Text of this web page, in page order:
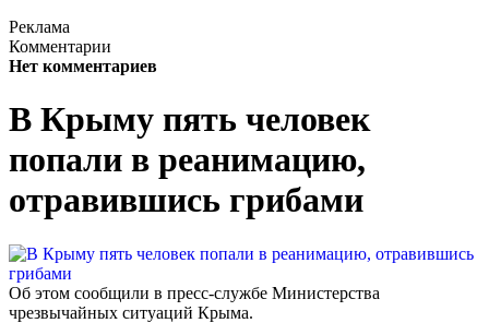
Реклама
Комментарии
Нет комментариев
В Крыму пять человек
попали в реанимацию,
отравившись грибами
Об этом сообщили в пресс-службе Министерства
чрезвычайных ситуаций Крыма.